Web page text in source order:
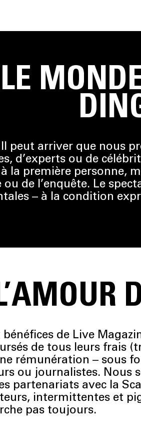
peut arriver que nous
d’experts ou de
la première personne,
de l’enquête. Le
– à la condition
bénéfices de Live
de tous leurs frais
rémunération – sous
ou journalistes.
partenariats avec la
intermittentes et
pas toujours.